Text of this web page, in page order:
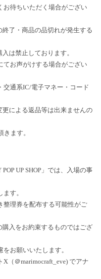
待ちいただく場合がござい
了・商品の品切れが発生する
は禁止しております。
お声がけする場合がござい
通系IC/電子マネー・コード
による返品等は出来ませんの
ます。
UP SHOP」では、入場の事
す。
整理券を配布する可能性がご
入をお約束するものではござ
お願いいたします。
（＠marimocraft_eve) でアナ